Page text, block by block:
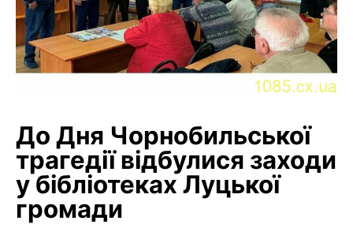
До Дня Чорнобильської
трагедії відбулися заходи
у бібліотеках Луцької
громади